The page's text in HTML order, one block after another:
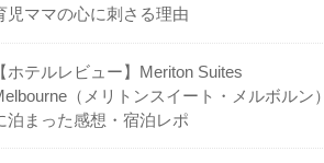
児ママの心に刺さる理由
【ホテルレビュー】Meriton Suites
（メリトンスイート・メルボルン）
泊まった感想・宿泊レポ